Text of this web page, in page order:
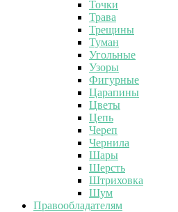
Точки
Трава
Трещины
Туман
Угольные
Узоры
Фигурные
Царапины
Цветы
Цепь
Череп
Чернила
Шары
Шерсть
Штриховка
Шум
Правообладателям